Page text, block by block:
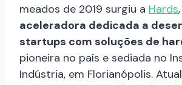
meados de 2019 surgiu a Hards
aceleradora dedicada a
startups com soluções de
pioneira no país e sediada no
Indústria, em Florianópolis.